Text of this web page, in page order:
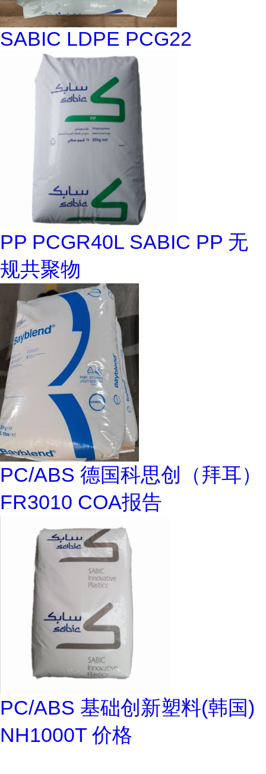
SABIC LDPE PCG22
PP PCGR40L SABIC PP 无
规共聚物
PC/ABS 德国科思创（拜耳）
FR3010 COA报告
PC/ABS 基础创新塑料(韩国)
NH1000T 价格